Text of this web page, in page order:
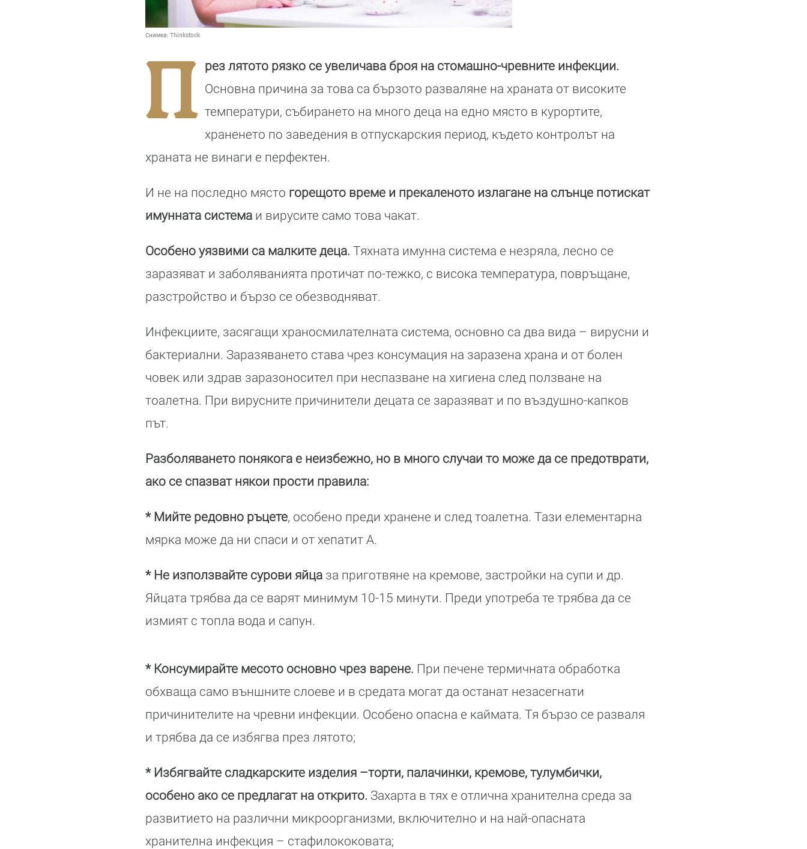
Снимка: Thinkstock
П
рез лятото рязко се увеличава броя на стомашно-чревните инфекции.
Основна причина за това са бързото разваляне на храната от високите
температури, събирането на много деца на едно място в курортите,
храненето по заведения в отпускарския период, където контролът на
храната не винаги е перфектен.
И не на последно място горещото време и прекаленото излагане на слънце потискат
имунната система и вирусите само това чакат.
Особено уязвими са малките деца. Тяхната имунна система е незряла, лесно се
заразяват и заболяванията протичат по-тежко, с висока температура, повръщане,
разстройство и бързо се обезводняват.
Инфекциите, засягащи храносмилателната система, основно са два вида – вирусни и
бактериални. Заразяването става чрез консумация на заразена храна и от болен
човек или здрав заразоносител при неспазване на хигиена след ползване на
тоалетна. При вирусните причинители децата се заразяват и по въздушно-капков
път.
Разболяването понякога е неизбежно, но в много случаи то може да се предотврати,
ако се спазват някои прости правила:
* Мийте редовно ръцете, особено преди хранене и след тоалетна. Тази елементарна
мярка може да ни спаси и от хепатит А.
* Не използвайте сурови яйца за приготвяне на кремове, застройки на супи и др.
Яйцата трябва да се варят минимум 10-15 минути. Преди употреба те трябва да се
измият с топла вода и сапун.
* Консумирайте месото основно чрез варене. При печене термичната обработка
обхваща само външните слоеве и в средата могат да останат незасегнати
причинителите на чревни инфекции. Особено опасна е каймата. Тя бързо се разваля
и трябва да се избягва през лятото;
* Избягвайте сладкарските изделия –торти, палачинки, кремове, тулумбички,
особено ако се предлагат на открито. Захарта в тях е отлична хранителна среда за
развитието на различни микроорганизми, включително и на най-опасната
хранителна инфекция – стафилококовата;